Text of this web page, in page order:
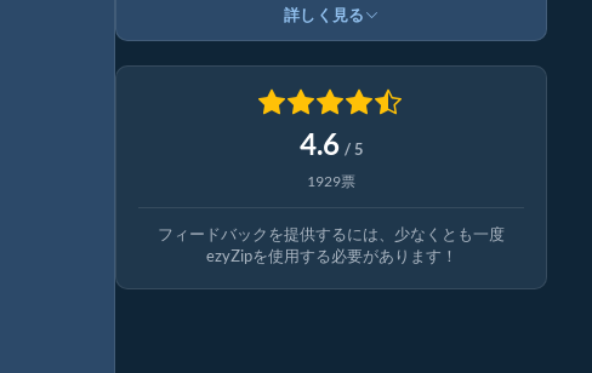
詳しく見る
4.6 / 5
1929票
フィードバックを提供するには、少なくとも一度
ezyZipを使用する必要があります！